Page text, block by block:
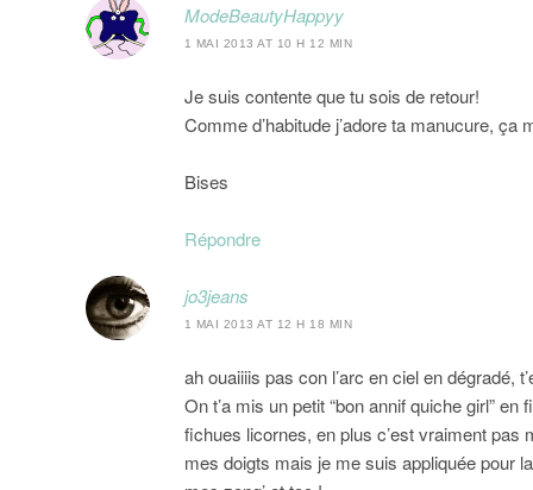
ModeBeautyHappyy
1 MAI 2013 AT 10 H 12 MIN
Je suis contente que tu sois de retour!
Comme d’habitude j’adore ta manucure, ça
Bises
Répondre
jo3jeans
1 MAI 2013 AT 12 H 18 MIN
ah ouaiiiis pas con l’arc en ciel en dégradé,
On t’a mis un petit “bon annif quiche girl”
fichues licornes, en plus c’est vraiment
mes doigts mais je me suis appliquée pour